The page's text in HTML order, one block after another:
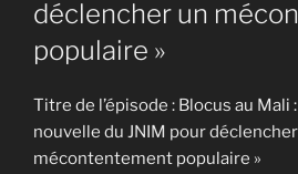
déclencher un
populaire »
Titre de l’épisode : Blocus au Mali
nouvelle du JNIM pour
mécontentement populaire »